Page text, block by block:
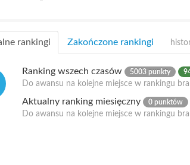
rankingi Zakończone rankingi
Ranking wszech czasów 5003 punkty
Do awansu na kolejne miejsce w rankingu
Aktualny ranking miesięczny 0 punktów
Do awansu na kolejne miejsce w rankingu